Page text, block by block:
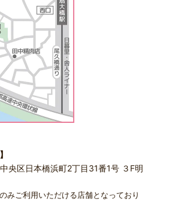
央区日本橋浜町2丁目31番1号 ３F明
みご利用いただける店舗となっており